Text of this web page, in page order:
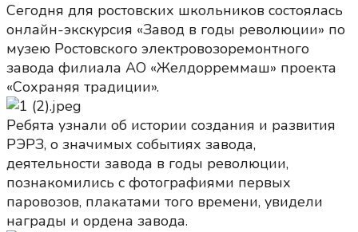
Сегодня для ростовских школьников состоялась
онлайн-экскурсия «Завод в годы революции» по
музею Ростовского электровозоремонтного
завода филиала АО «Желдорреммаш» проекта
«Сохраняя традиции».
Ребята узнали об истории создания и развития
РЭРЗ, о значимых событиях завода,
деятельности завода в годы революции,
познакомились с фотографиями первых
паровозов, плакатами того времени, увидели
награды и ордена завода.